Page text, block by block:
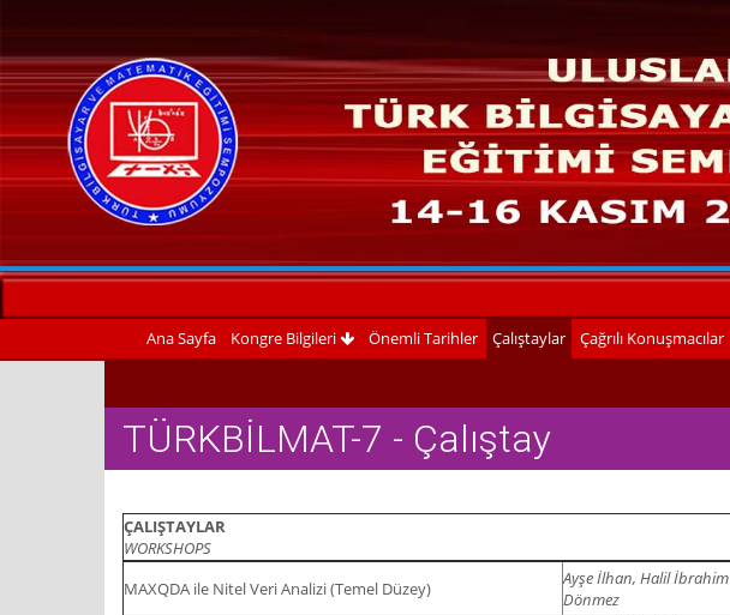
Ana Sayfa Kongre Bilgileri Önemli Tarihler Çalıştaylar Çağrılı Konuşmacılar
TÜRKBİLMAT-7 - Çalıştay
ÇALIŞTAYLAR
WORKSHOPS
MAXQDA ile Nitel Veri Analizi (Temel Düzey)
Ayşe İlhan, Halil İbrahim
Dönmez